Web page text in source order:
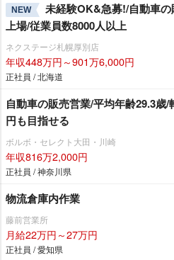
NEW
未経験OK&急募!/自動車
上場/従業員数8000人以上
ネクステージ札幌厚別店
年収448万円～901万6,000円
正社員 / 北海道
自動車の販売営業/平均年齢29.3歳
円も目指せる
ボルボ・セレクト大田・川崎
年収816万2,000円
正社員 / 神奈川県
物流倉庫内作業
藤前営業所
月給22万円～27万円
正社員 / 愛知県